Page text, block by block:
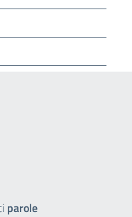
parole